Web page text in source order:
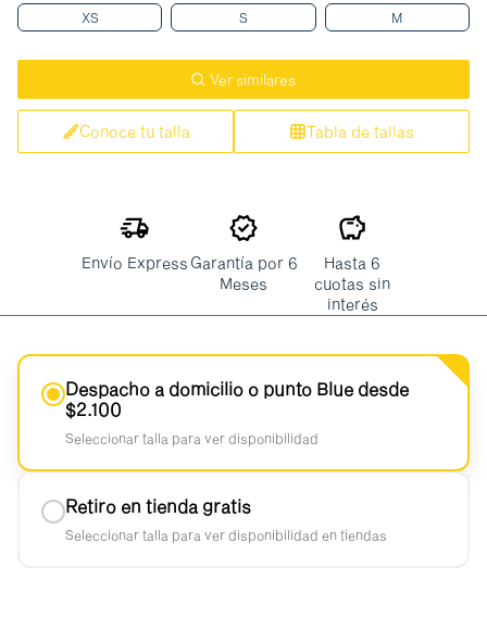
XS S M
Ver similares
Conoce tu talla Tabla de tallas
Envío Express Garantía por 6
Meses
Hasta 6
cuotas sin
interés
Despacho a domicilio o punto Blue desde
$2.100
Seleccionar talla para ver disponibilidad
Retiro en tienda gratis
Seleccionar talla para ver disponibilidad en tiendas